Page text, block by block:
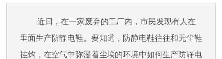
近日，在一家废弃的工厂内，市民发现有人在
里面生产防静电鞋。要知道，防静电鞋往往和无尘鞋
挂钩，在空气中弥漫着尘埃的环境中如何生产防静电